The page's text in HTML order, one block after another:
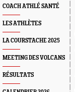
COACH ATHLÉ SANTÉ
LES ATHLÈTES
LA COURSTACHE 2025
MEETING DES VOLCANS
RÉSULTATS